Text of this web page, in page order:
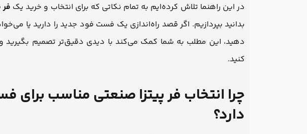
در این راهنما تلاش کرده‌ایم به تمام نکاتی که برای انتخاب و خرید یک
بدانید بپردازیم. اگر قصد راه‌اندازی یک فست فود جدید را دارید یا
دهید، این مطلب به شما کمک می‌کند با دیدی دقیق‌تر تصمیم بگیرید و
کنید.
چرا انتخاب فر پیتزا صنعتی مناسب
دارد؟